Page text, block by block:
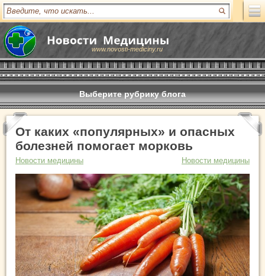
www.novosti-mediciny.ru
Выберите рубрику блога
От каких «популярных» и опасных
болезней помогает морковь
Новости медицины Новости медицины